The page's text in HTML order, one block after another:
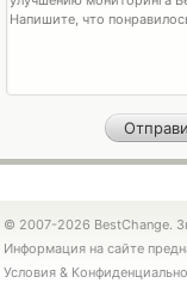
© 2007-2026 BestChange.
Информация на сайте
Условия &